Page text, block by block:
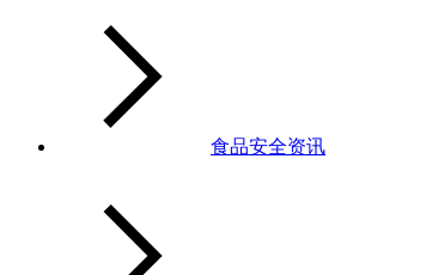
食品安全资讯